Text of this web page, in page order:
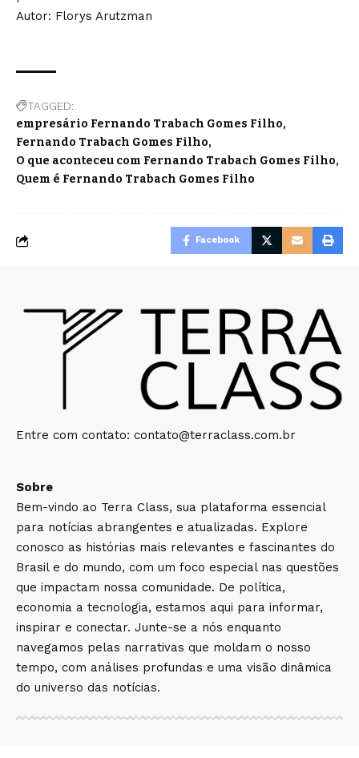
Autor: Florys Arutzman
TAGGED:
empresário Fernando Trabach Gomes Filho
Fernando Trabach Gomes Filho
O que aconteceu com Fernando Trabach Gomes Filho
Quem é Fernando Trabach Gomes Filho
Facebook
Entre com contato: contato@terraclass.com.br
Sobre
Bem-vindo ao Terra Class, sua plataforma essencial
para notícias abrangentes e atualizadas. Explore
conosco as histórias mais relevantes e fascinantes do
Brasil e do mundo, com um foco especial nas questões
que impactam nossa comunidade. De política,
economia a tecnologia, estamos aqui para informar,
inspirar e conectar. Junte-se a nós enquanto
navegamos pelas narrativas que moldam o nosso
tempo, com análises profundas e uma visão dinâmica
do universo das notícias.